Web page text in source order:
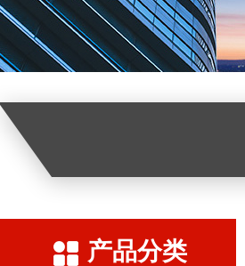
产品分类